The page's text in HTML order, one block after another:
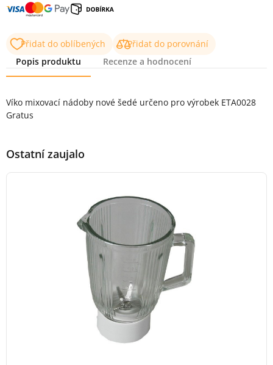
Přidat do oblíbených
Přidat do porovnání
Popis produktu
Recenze a hodnocení
Víko mixovací nádoby nové šedé určeno pro výrobek ETA0028
Gratus
Ostatní zaujalo